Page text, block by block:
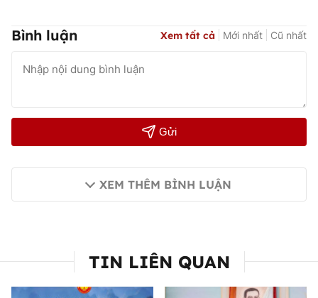
Bình luận Xem tất cả Mới nhất Cũ nhất
Gửi
XEM THÊM BÌNH LUẬN
TIN LIÊN QUAN